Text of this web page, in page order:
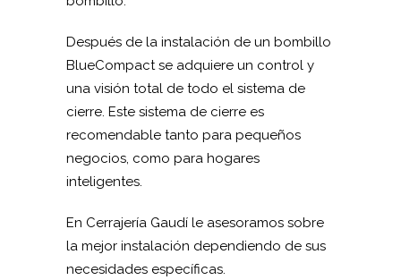
Después de la instalación de un bombillo
BlueCompact se adquiere un control y
una visión total de todo el sistema de
cierre. Este sistema de cierre es
recomendable tanto para pequeños
negocios, como para hogares
inteligentes.
En Cerrajería Gaudí le asesoramos sobre
la mejor instalación dependiendo de sus
necesidades específicas.